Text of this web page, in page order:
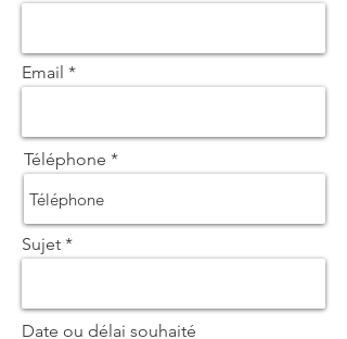
Email
Téléphone
Sujet
Date ou délai souhaité